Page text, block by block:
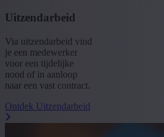
Uitzendarbeid
Via uitzendarbeid vind
je een medewerker
voor een tijdelijke
nood of in aanloop
naar een vast contract.
Ontdek Uitzendarbeid